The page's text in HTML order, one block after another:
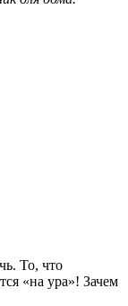
То, что
«на ура»! Зачем